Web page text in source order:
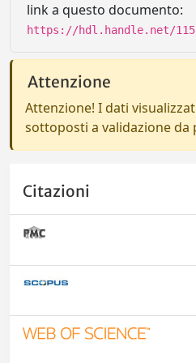
link a questo documento:
https://hdl.handle.net/
Attenzione
Attenzione! I dati
sottoposti a validazione da
Citazioni